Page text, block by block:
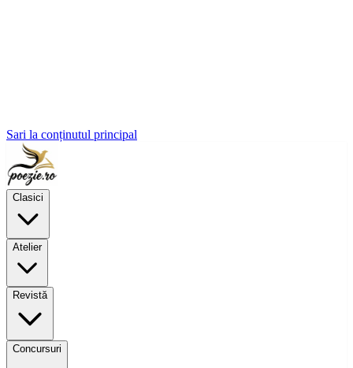
Sari la conținutul principal
Clasici
Atelier
Revistă
Concursuri